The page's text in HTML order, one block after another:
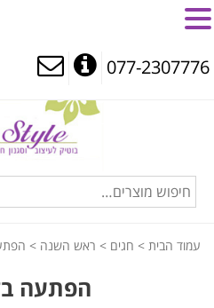
077-2307776
עמוד הבית > חגים > ראש השנה >
הפתעה